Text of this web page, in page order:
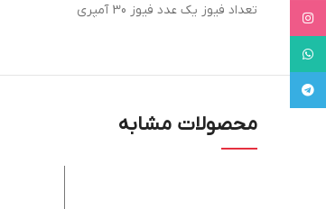
تعداد فیوز یک عدد فیوز 30 آمپری
محصولات مشابه
Instagram